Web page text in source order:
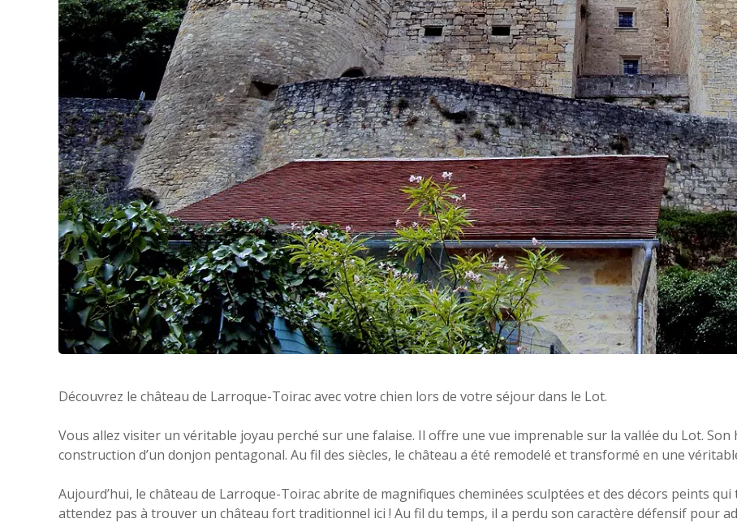
Découvrez le château de Larroque-Toirac avec votre chien lors de votre séjour dans le Lot.
Vous allez visiter un véritable joyau perché sur une falaise. Il offre une vue imprenable sur la vallée du Lot. Son
construction d’un donjon pentagonal. Au fil des siècles, le château a été remodelé et transformé en une
Aujourd’hui, le château de Larroque-Toirac abrite de magnifiques cheminées sculptées et des décors peints
attendez pas à trouver un château fort traditionnel ici ! Au fil du temps, il a perdu son caractère défensif pour